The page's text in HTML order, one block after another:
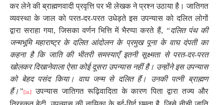
कर लेने की ब्राह्मणवादी प्रवृत्ति पर भी लेखक ने प्रश्न उठाया है। जातिगत
व्यवस्था के जाल को परत-दर-परत उधेड़ते इस उपन्यास को दलित लोगों
द्वारा सराहा गया,जिसका वर्णन भित्ति में भैरप्पा करते हैं, “दलित पंथ की
जन्मभूमि महाराष्ट्र के दलित आंदोलन के प्रमुख पूना के वाघ दंपती का
कहना है कि जाति की भीतरी समस्याएँ इतनी सूक्ष्मता से परत-दर-परत
खोलकर दिखानेवाला ऐसा कोई दूसरा उपन्यास नहीं है। उन्होंने इस उपन्यास
को बेहद पसंद किया। वाघ जन्म से दलित हैं। उनकी पत्नी ब्राह्मण
हैं।”[ix]
उपन्यास जातिगत रूढ़िवादिता के कारण पिता द्वारा तज्य और